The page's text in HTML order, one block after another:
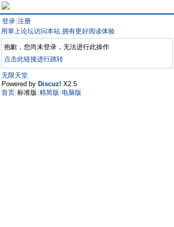
登录 注册
用掌上论坛访问本站,拥有更好阅读体验
抱歉，您尚未登录，无法进行此操作
点击此链接进行跳转
无限天堂
Powered by Discuz! X2.5
首页 标准版 精简版 电脑版